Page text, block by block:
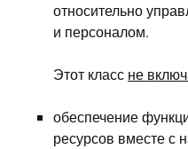
относительно
и персоналом.
Этот класс не
обеспечение
ресурсов вместе с